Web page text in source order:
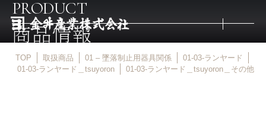
トップ
PRODUCT
商品情報
TOP 取扱商品 01 – 墜落制止用器具関係
01-03-ランヤード
01-03-ランヤード＿tsuyoron
01-03-ランヤード＿tsuyoron＿その他